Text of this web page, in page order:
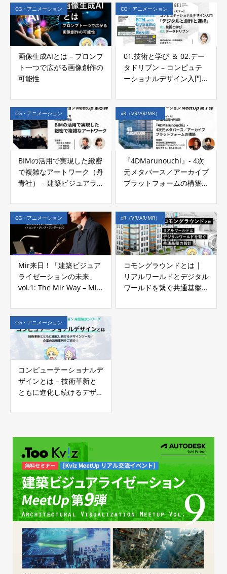
CG・アニメーション
画像生成AIとは – プロンプ
ト一つで広がる画像創作の
可能性
CG・アニメーション
01.技術と学び ＆ 02.デー
タドリブン – コンピュテ
ーショナルデザイン入門
ウェビナーレポート
CG・アニメーション
BIMの活用で実現した緻密
で複雑なアートワーク（丹
青社） – 建築ビジュアラ
弾 イベントレポート
xR（VR/AR/MR）
『4DMarunouchi』- 4次
元メタバース／アーカイブ
プラットフォームの構築
ビジュアライゼーション
MeetUp第七弾 イベント
レポート
CG・アニメーション
Mir来日！「建築ビジュア
ライゼーションの未来」
vol.1: The Mir Way – Mir
グ
xR（VR/AR/MR）
コモングラウンドとは |
リアルワールドとデジタル
ワールドを繋ぐ共通基盤の
CG・アニメーション
コンピューテーショナルデ
ザインとは – 技術革新と
ともに進化し続けるデザイ
をご紹介！